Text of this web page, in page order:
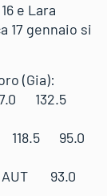
e Lara
17 gennaio si
(Gia):
132.5
118.5 95.0
AUT 93.0